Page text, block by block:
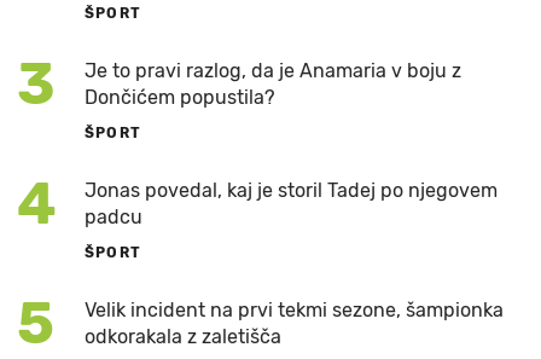
ŠPORT
3
Je to pravi razlog, da je Anamaria v boju z
Dončićem popustila?
ŠPORT
4
Jonas povedal, kaj je storil Tadej po njegovem
padcu
ŠPORT
5
Velik incident na prvi tekmi sezone, šampionka
odkorakala z zaletišča